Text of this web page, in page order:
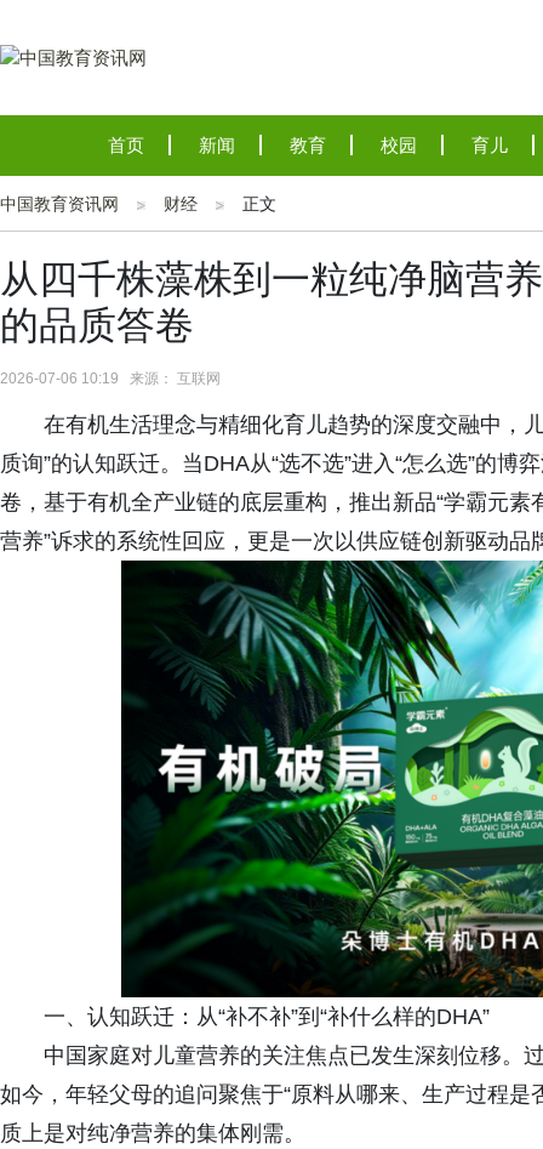
首页 新闻 教育 校园 育儿
中国教育资讯网 财经 正文
从四千株藻株到一粒纯净脑营
的品质答卷
2026-07-06 10:19 来源： 互联网
在有机生活理念与精细化育儿趋势的深度交融中，
质询”的认知跃迁。当DHA从“选不选”进入“怎么选”的
卷，基于有机全产业链的底层重构，推出新品“学霸元
营养”诉求的系统性回应，更是一次以供应链创新驱动品
一、认知跃迁：从“补不补”到“补什么样的DHA”
中国家庭对儿童营养的关注焦点已发生深刻位移。
如今，年轻父母的追问聚焦于“原料从哪来、生产过程
质上是对纯净营养的集体刚需。